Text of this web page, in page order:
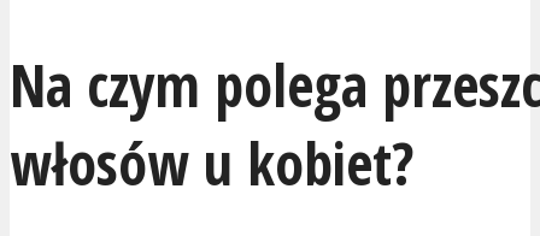
Na czym polega
włosów u kobiet?